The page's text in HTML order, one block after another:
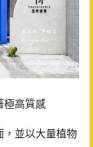
極高質感
，並以大量植物